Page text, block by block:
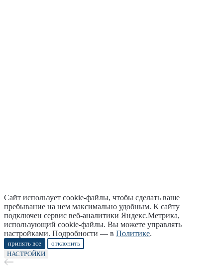
Сайт использует cookie-файлы, чтобы сделать ваше
пребывание на нем максимально удобным. К cайту
подключен сервис веб-аналитики Яндекс.Метрика,
использующий cookie-файлы. Вы можете управлять
настройками. Подробности — в Политике.
принять все
отклонить
НАСТРОЙКИ